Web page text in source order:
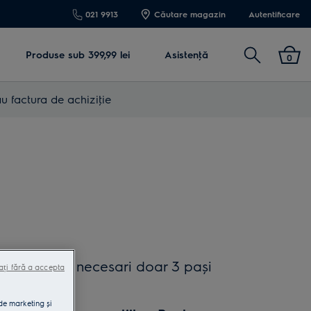
021 9913 Căutare magazin Autentificare
Produse sub 399,99 lei Asistenţă Cautare 0
factura de achiziţie
loc. Sunt necesari doar 3 pași
marketing și
fără a accepta